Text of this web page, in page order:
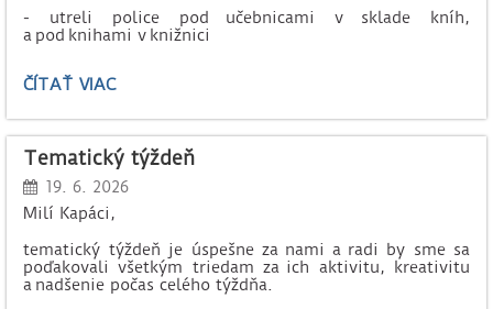
- utreli police pod učebnicami v sklade kníh,
a pod knihami v knižnici
DOBRÁ
NA
GYMNÁZIU
DOBROVOĽNÍCTVO:
ČÍTAŤ VIAC
Tematický týždeň
19. 6. 2026
Milí Kapáci,
tematický týždeň je úspešne za nami a radi by sme sa
poďakovali všetkým triedam za ich aktivitu, kreativitu
a nadšenie počas celého týždňa.